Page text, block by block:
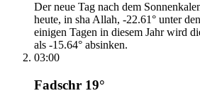
Der neue Tag nach dem
heute, in sha Allah, -22.61° unter
einigen Tagen in diesem Jahr wird
als -15.64° absinken.
03:00
Fadschr 19°